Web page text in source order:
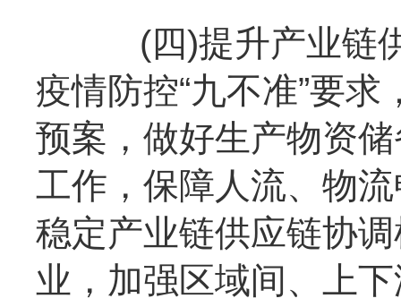
(四)提升产业链供
疫情防控“九不准”要
预案，做好生产物资
工作，保障人流、物
稳定产业链供应链协
业，加强区域间、上下